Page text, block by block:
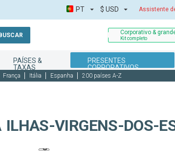
Assistente
PT $ USD
BUSCAR Corporativo &
Kit completo
PAÍSES &
TAXAS
PRESENTES
CORPORATIVOS
França Itália Espanha 200 países A-Z
VIRGENS-DOS-